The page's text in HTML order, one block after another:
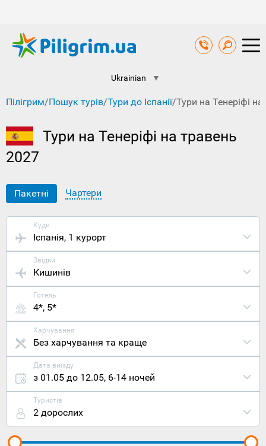
Ukrainian ▼
Пілігрим/Пошук турів/Тури до Іспанії/Тури на Тенеріфі
Тури на Тенеріфі на травень
2027
Пакетні Чартери
Куди
Іспанія, 1 курорт
Звідки
Кишинів
Готель
4*, 5*
Харчування
Без харчування та краще
Дата виїзду
з 01.05 до 12.05, 6-14 ночей
Туристів
2 дорослих